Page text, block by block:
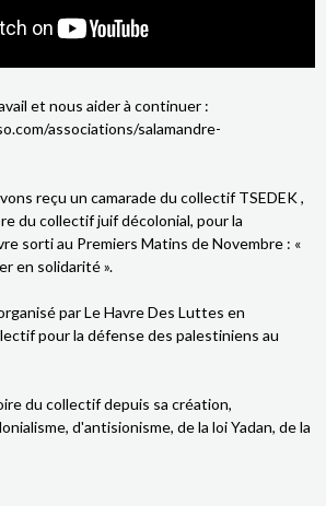
et nous aider à continuer :
associations/salamandre-
reçu un camarade du collectif TSEDEK ,
du collectif juif décolonial, pour la
sorti au Premiers Matins de Novembre : «
en solidarité ».
par Le Havre Des Luttes en
pour la défense des palestiniens au
du collectif depuis sa création,
d'antisionisme, de la loi Yadan, de la